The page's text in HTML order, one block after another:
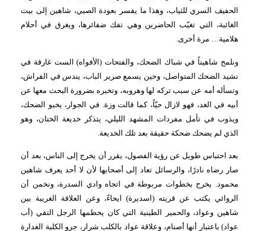
الحفيف السري للثياب، وهذا ما يفسر بعودة الصبي، شاهين إلى بيت
الغائبة، التي تغيّب الحاضرين وهي تفك ضفائرها، ويغرق في أحلام
هلامية… مرة أخرى.
ونلمح شاهيناً في شباك الضحك، والفتحات (الأفواه) الست غارقة في
نشيد الضحك المتواصل، وحين يسمع صرير الباب، يندس في الفراش،
وتسأله أمه عن سبب تركه لها وهروبه، وتخبره بضرورة البحث معها عن
أبيه في الغد، فهو لازال حيّاً، كما قالت وزة. في الجوار، يخبو الضحك،
ويذوب في تأمل مفردات المشهد الليلي، يتذكر خديعة الختان، وهو
الذي لم يضحك ضحكة حقيقة بعد تلك الخديعة.
بعد احتباس طويل عن رؤية الفصول، يقرر أن يخرج إلى الناس، بعد أن
صار رضاه نادرًا، والرسائل تعاد إلى أصحابها لأن لا أحد يعرف شاهين
محمود. يخرج بخطوات مربوطة في اتجاه وادي السدرة، ونخمن أن
الروائي يكتب عن قريته (اسديرة) ايحاءً، وعن العلاقة الغريبة بين
شاهين وعواد، والحمير الطينية التي كان يحطمها الرجل التقي (أب
عواد) باعتبار أنها أصنام، وعلاقة عواد بالكلب شرار، جرو الكلبة الغدارة